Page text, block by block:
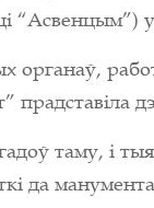
таму, і
да